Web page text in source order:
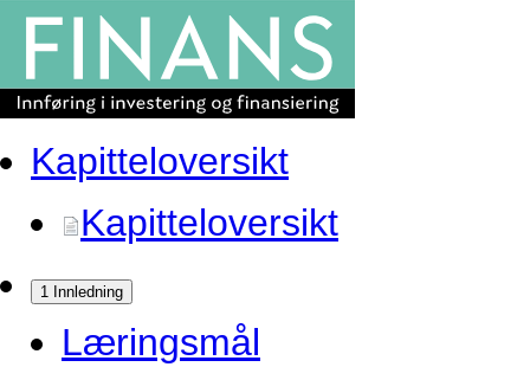
Kapitteloversikt
Kapitteloversikt
1 Innledning
Læringsmål